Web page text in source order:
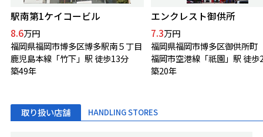
駅南第1ケイコービル
8.6万円
福岡県福岡市博多区博多駅南５丁目
鹿児島本線「竹下」駅 徒歩13分
築49年
エンクレスト御供所
7.3万円
福岡県福岡市博多区御供所町
福岡市空港線「祇園」駅 徒歩
築20年
取り扱い店舗 HANDLING STORES